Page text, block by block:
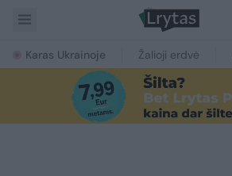
Karas Ukrainoje Žalioji erdvė